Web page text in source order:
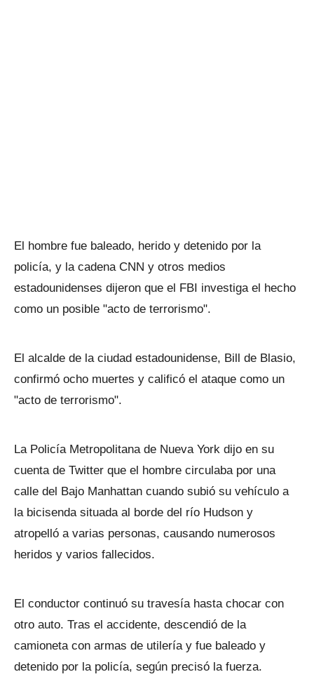
El hombre fue baleado, herido y detenido por la
policía, y la cadena CNN y otros medios
estadounidenses dijeron que el FBI investiga el hecho
como un posible "acto de terrorismo".
El alcalde de la ciudad estadounidense, Bill de Blasio,
confirmó ocho muertes y calificó el ataque como un
"acto de terrorismo".
La Policía Metropolitana de Nueva York dijo en su
cuenta de Twitter que el hombre circulaba por una
calle del Bajo Manhattan cuando subió su vehículo a
la bicisenda situada al borde del río Hudson y
atropelló a varias personas, causando numerosos
heridos y varios fallecidos.
El conductor continuó su travesía hasta chocar con
otro auto. Tras el accidente, descendió de la
camioneta con armas de utilería y fue baleado y
detenido por la policía, según precisó la fuerza.